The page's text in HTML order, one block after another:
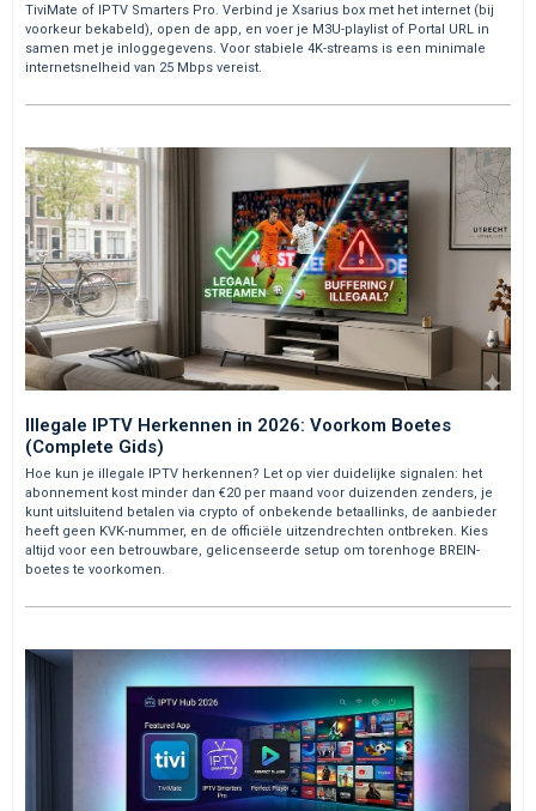
TiviMate of IPTV Smarters Pro. Verbind je Xsarius box met het internet (bij
voorkeur bekabeld), open de app, en voer je M3U-playlist of Portal URL in
samen met je inloggegevens. Voor stabiele 4K-streams is een minimale
internetsnelheid van 25 Mbps vereist.
Illegale IPTV Herkennen in 2026: Voorkom Boetes
(Complete Gids)
Hoe kun je illegale IPTV herkennen? Let op vier duidelijke signalen: het
abonnement kost minder dan €20 per maand voor duizenden zenders, je
kunt uitsluitend betalen via crypto of onbekende betaallinks, de aanbieder
heeft geen KVK-nummer, en de officiële uitzendrechten ontbreken. Kies
altijd voor een betrouwbare, gelicenseerde setup om torenhoge BREIN-
boetes te voorkomen.